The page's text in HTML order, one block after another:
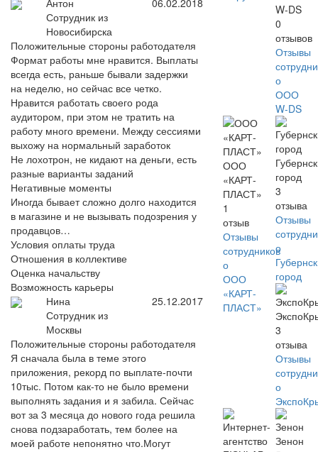
Антон
Сотрудник из
Новосибирска
06.02.2018
Положительные стороны работодателя
Формат работы мне нравится. Выплаты
всегда есть, раньше бывали задержки
на неделю, но сейчас все четко.
Нравится работать своего рода
аудитором, при этом не тратить на
работу много времени. Между сессиями
выхожу на нормальный заработок
Не лохотрон, не кидают на деньги, есть
разные варианты заданий
Негативные моменты
Иногда бывает сложно долго находится
в магазине и не вызывать подозрения у
продавцов…
Условия оплаты труда
Отношения в коллективе
Оценка начальству
Возможность карьеры
Нина
Сотрудник из
Москвы
25.12.2017
Положительные стороны работодателя
Я сначала была в теме этого
приложения, рекорд по выплате-почти
10тыс. Потом как-то не было времени
выполнять задания и я забила. Сейчас
вот за 3 месяца до нового года решила
снова подзаработать, тем более на
моей работе непонятно что.Могут
W-DS
0
отзывов
Отзывы
о
ООО
W-DS
ООО
«КАРТ-
ПЛАСТ»
1
отзыв
Отзывы
сотрудников
о
ООО
«КАРТ-
ПЛАСТ»
город
3
отзыва
Отзывы
о
город
3
отзыва
Отзывы
о
Зенон